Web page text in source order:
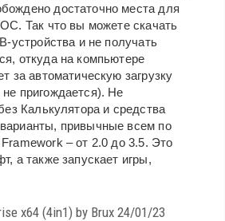
достаточно места для
Так что вы можете скачать
устройства и не получать
откуда на компьютере
за автоматическую загрузку
пригождается). Не
Калькулятора и средства
привычные всем по
– от 2.0 до 3.5. Это
а также запускает игры,
x64 (4in1) by Brux 24/01/23